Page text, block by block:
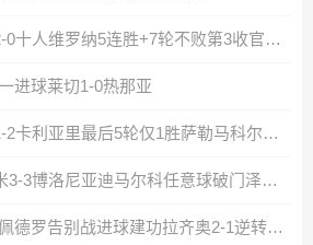
进军欧冠！罗马2-0十人维罗纳5连胜+7轮不败第3收官迪巴拉2助攻
进球莱切1-0热那亚
无缘欧冠！米兰1-2卡利亚里最后5轮仅1胜萨勒马科尔斯闪击难救主
两连平收官！国米3-3博洛尼亚迪马尔科任意球破门泽林斯基乌龙
意甲-巴什鲁破门佩德罗告别战进球建功拉齐奥2-1逆转比萨